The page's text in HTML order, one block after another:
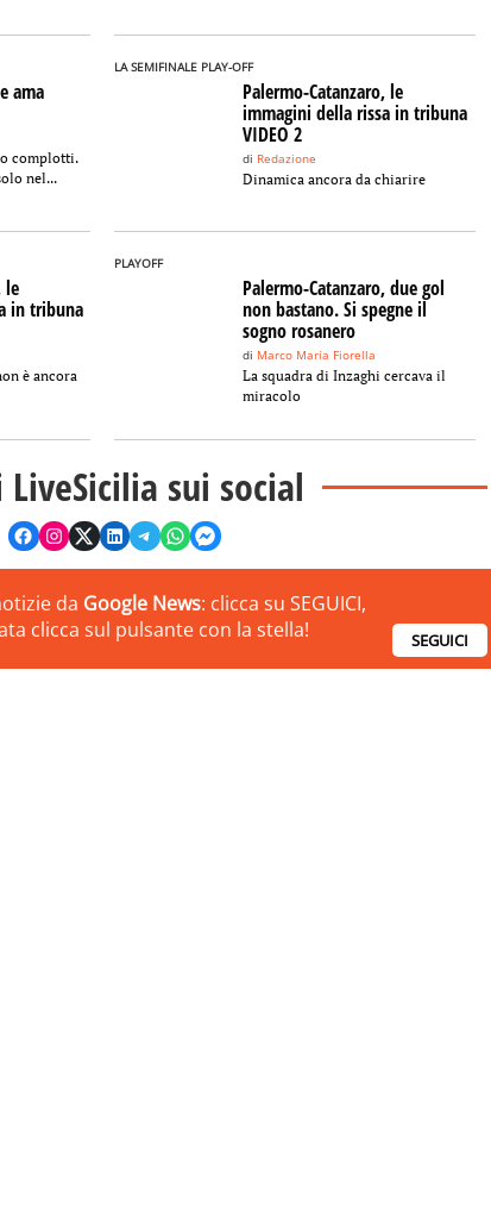
ama
complotti.
nel...
LA SEMIFINALE PLAY-OFF
Palermo-Catanzaro, le
immagini della rissa in tribuna
VIDEO 2
di Redazione
Dinamica ancora da chiarire
le
in tribuna
è ancora
PLAYOFF
Palermo-Catanzaro, due gol
non bastano. Si spegne il
sogno rosanero
di Marco Maria Fiorella
La squadra di Inzaghi cercava il
miracolo
LiveSicilia sui social
da Google News: clicca su SEGUICI,
clicca sul pulsante con la stella!
SEGUICI